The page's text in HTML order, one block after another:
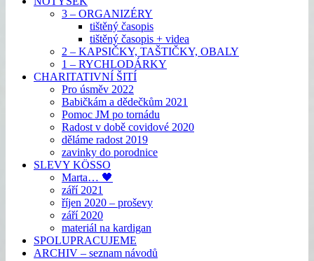
3 – ORGANIZÉRY
tištěný časopis
tištěný časopis + videa
2 – KAPSIČKY, TAŠTIČKY, OBALY
1 – RYCHLODÁRKY
CHARITATIVNÍ ŠITÍ
Pro úsměv 2022
Babičkám a dědečkům 2021
Pomoc JM po tornádu
Radost v době covidové 2020
děláme radost 2019
zavinky do porodnice
SLEVY KÖSSO
Marta… 🖤
září 2021
říjen 2020 – proševy
září 2020
materiál na kardigan
SPOLUPRACUJEME
ARCHIV – seznam návodů